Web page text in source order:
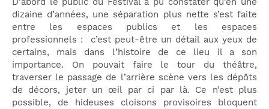
dizaine d’années, une séparation plus nette s’est faite
entre les espaces publics et les espaces
professionnels : c’est peut-être un détail aux yeux de
certains, mais dans l’histoire de ce lieu il a son
importance. On pouvait faire le tour du théâtre,
traverser le passage de l’arrière scène vers les dépôts
de décors, jeter un œil par ci par là. Ce n’est plus
possible, de hideuses cloisons provisoires bloquent